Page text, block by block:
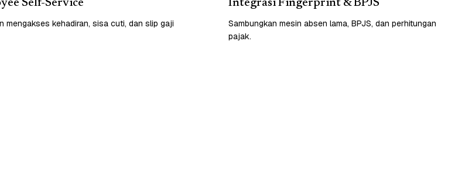
Self-Service
mengakses kehadiran, sisa cuti, dan slip gaji
Integrasi Fingerprint & BPJS
Sambungkan mesin absen lama, BPJS, dan perhitungan
pajak.